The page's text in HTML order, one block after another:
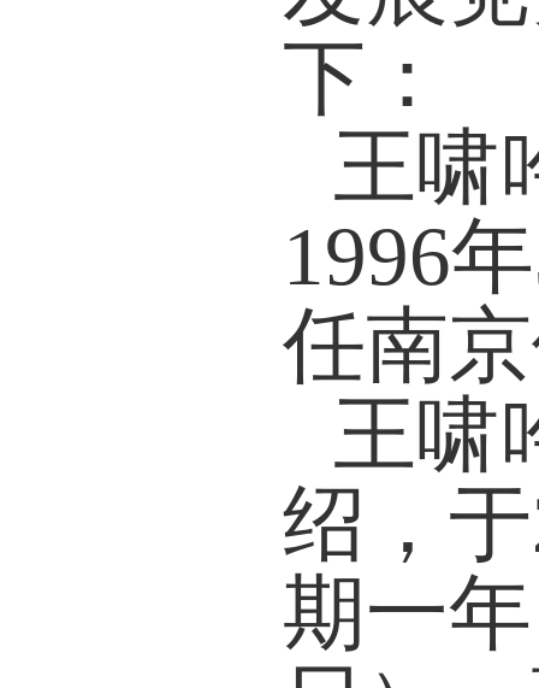
下：
王啸
1996年
任南
王啸
绍，于
期一